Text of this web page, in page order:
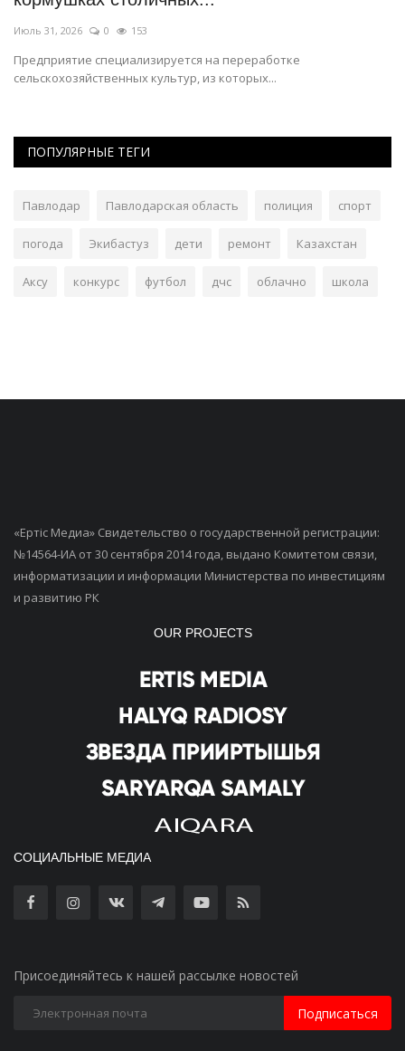
Июль 31, 2026 0 153
Предприятие специализируется на переработке
сельскохозяйственных культур, из которых...
ПОПУЛЯРНЫЕ ТЕГИ
Павлодар Павлодарская область полиция спорт
погода Экибастуз дети ремонт Казахстан
Аксу конкурс футбол дчс облачно школа
«Ертiс Медиа» Свидетельство о государственной регистрации:
№14564-ИА от 30 сентября 2014 года, выдано Комитетом связи,
информатизации и информации Министерства по инвестициям
и развитию РК
OUR PROJECTS
СОЦИАЛЬНЫЕ МЕДИА
Присоединяйтесь к нашей рассылке новостей
Подписаться